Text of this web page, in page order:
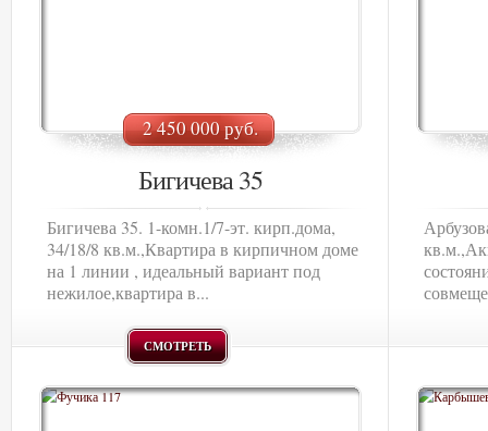
2 450 000 руб.
Бигичева 35
Бигичева 35. 1-комн.1/7-эт. кирп.дома,
34/18/8 кв.м.,Квартира в кирпичном доме
на 1 линии , идеальный вариант под
нежилое,квартира в...
СМОТРЕТЬ